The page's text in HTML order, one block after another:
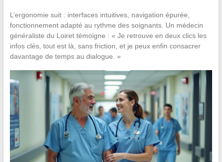
L’ergonomie suit : interfaces intuitives, navigation épurée,
fonctionnement adapté au rythme des soignants. Un médecin
généraliste du Loiret témoigne : « Je retrouve en deux clics les
infos clés, tout est là, sans friction, et je peux enfin consacrer
davantage de temps au dialogue. »